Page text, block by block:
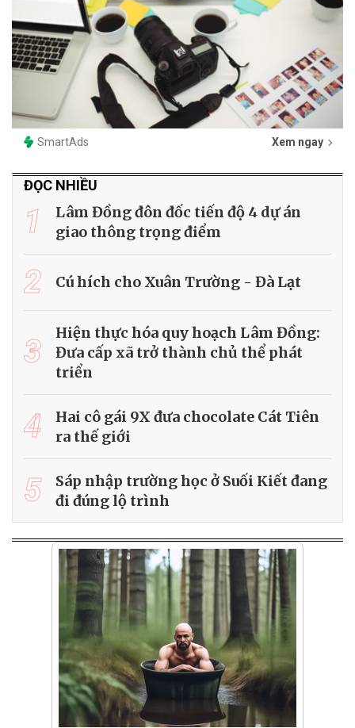
SmartAds Xem ngay
ĐỌC NHIỀU
1
Lâm Đồng đôn đốc tiến độ 4 dự án
giao thông trọng điểm
2 Cú hích cho Xuân Trường - Đà Lạt
3
Hiện thực hóa quy hoạch Lâm Đồng:
Đưa cấp xã trở thành chủ thể phát
triển
4
Hai cô gái 9X đưa chocolate Cát Tiên
ra thế giới
5
Sáp nhập trường học ở Suối Kiết đang
đi đúng lộ trình